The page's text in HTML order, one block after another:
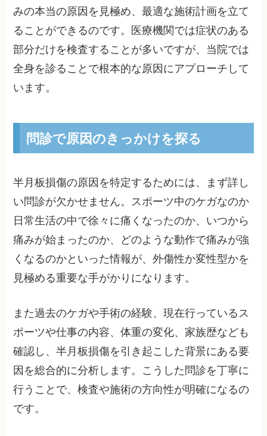
みの本当の原因を見極め、最適な施術計画を立て
ることができるのです。医療機関では症状のある
部分だけを検査することが多いですが、当院では
全身を診ることで根本的な原因にアプローチして
います。
問診で原因のきっかけを探る
半月板損傷の原因を特定するためには、まず詳し
い問診が欠かせません。スポーツ中のケガなのか
日常生活の中で徐々に痛くなったのか、いつから
痛みが始まったのか、どのような動作で痛みが強
くなるのかといった情報が、外傷性か変性型かを
見極める重要な手がかりになります。
また過去のケガや手術の経験、現在行っているス
ポーツや仕事の内容、体重の変化、家族歴なども
確認し、半月板損傷を引き起こした背景にある要
因を総合的に分析します。こうした問診を丁寧に
行うことで、検査や施術の方向性が明確になるの
です。